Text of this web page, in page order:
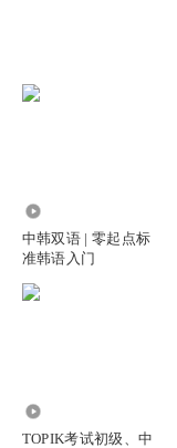
中韩双语 | 零起点标
准韩语入门
TOPIK考试初级、中